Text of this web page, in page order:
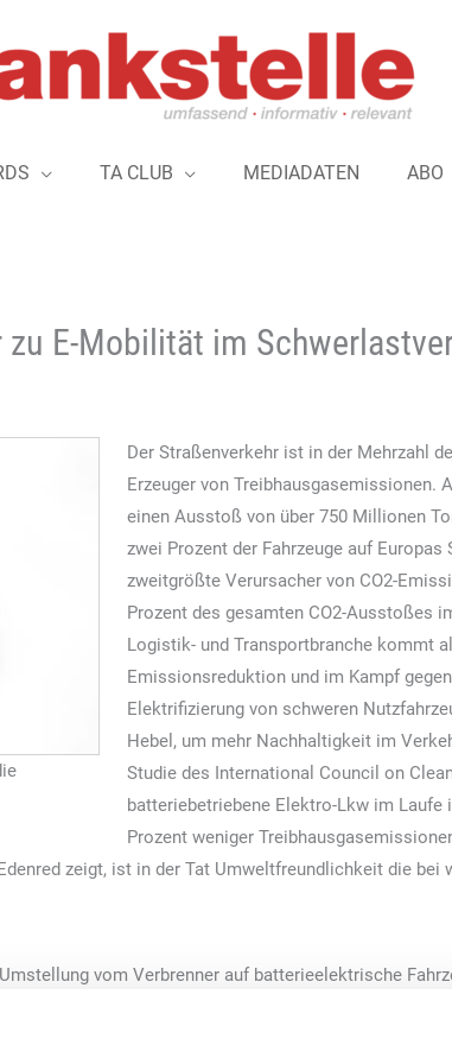
TA CLUB MEDIADATEN ABO
zu E-Mobilität im
Der Straßenverkehr ist in der Mehrzahl
Erzeuger von Treibhausgasemissionen.
einen Ausstoß von über 750 Millionen
zwei Prozent der Fahrzeuge auf
zweitgrößte Verursacher von CO2-
Prozent des gesamten CO2-Ausstoßes
Logistik- und Transportbranche kommt
Emissionsreduktion und im Kampf
Elektrifizierung von schweren
Hebel, um mehr Nachhaltigkeit im
Studie des International Council on
batteriebetriebene Elektro-Lkw im Laufe
Prozent weniger
zeigt, ist in der Tat Umweltfreundlichkeit die
vom Verbrenner auf batterieelektrische
sondern kann sich auch wirtschaftlich lohnen wie
Elektro-Lkw höher, allerdings fallen die Energie- und